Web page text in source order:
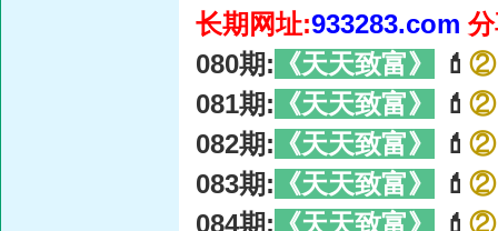
长期网址:933283.com
080期: 《天天致富》 💄 ②
081期: 《天天致富》 💄 ②
082期: 《天天致富》 💄 ②
083期: 《天天致富》 💄 ②
084期: 《天天致富》 💄 ②